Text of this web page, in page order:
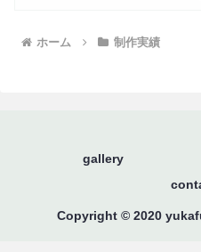
ホーム 制作実績
gallery
Copyright © 2020